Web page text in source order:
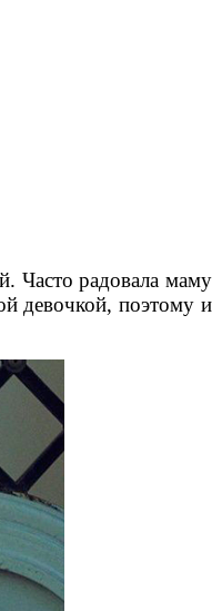
Часто радовала
поэтому и